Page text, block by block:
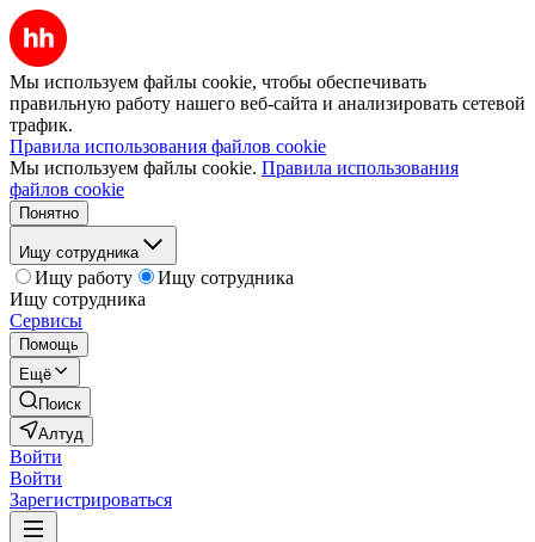
Мы используем файлы cookie, чтобы обеспечивать
правильную работу нашего веб-сайта и анализировать сетевой
трафик.
Правила использования файлов cookie
Мы используем файлы cookie. Правила использования
файлов cookie
Понятно
Ищу сотрудника
Ищу работу
Ищу сотрудника
Ищу сотрудника
Сервисы
Помощь
Ещё
Поиск
Алтуд
Войти
Войти
Зарегистрироваться